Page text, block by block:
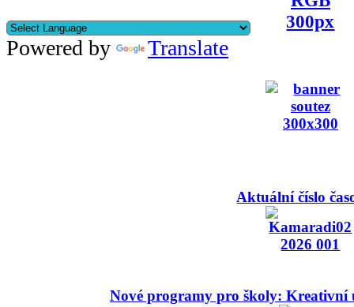
Powered by Translate
Aktuální číslo
Nové programy pro školy: Kreativní